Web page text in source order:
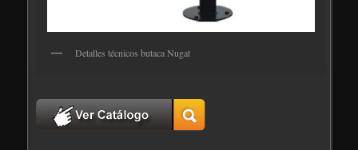
Detalles técnicos butaca Nugat